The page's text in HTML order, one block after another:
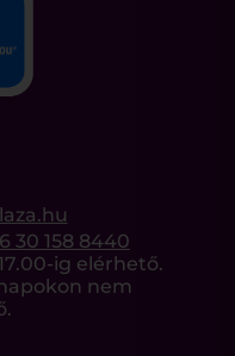
30 158 8440
ig elérhető.
nem